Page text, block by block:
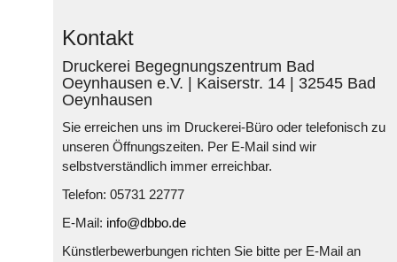
Kontakt
Druckerei Begegnungszentrum Bad
Oeynhausen e.V. | Kaiserstr. 14 | 32545 Bad
Oeynhausen
Sie erreichen uns im Druckerei-Büro oder telefonisch zu
unseren Öffnungszeiten. Per E-Mail sind wir
selbstverständlich immer erreichbar.
Telefon: 05731 22777
E-Mail: info@dbbo.de
Künstlerbewerbungen richten Sie bitte per E-Mail an